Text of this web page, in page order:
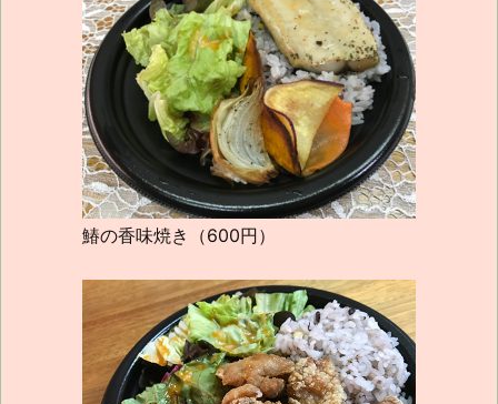
鰆の香味焼き（600円）